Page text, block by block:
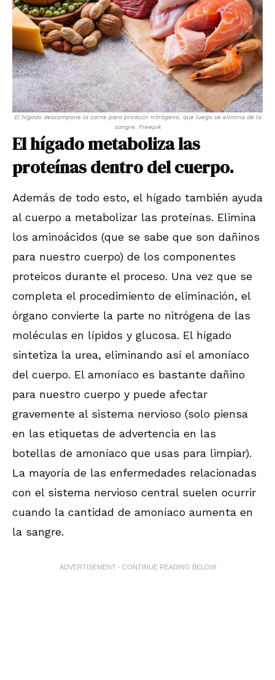
El hígado descompone la carne para producir nitrógeno, que luego se elimina de la
sangre. Freepik
El hígado metaboliza las
proteínas dentro del cuerpo.
Además de todo esto, el hígado también ayuda
al cuerpo a metabolizar las proteínas. Elimina
los aminoácidos (que se sabe que son dañinos
para nuestro cuerpo) de los componentes
proteicos durante el proceso. Una vez que se
completa el procedimiento de eliminación, el
órgano convierte la parte no nitrógena de las
moléculas en lípidos y glucosa. El hígado
sintetiza la urea, eliminando así el amoníaco
del cuerpo. El amoníaco es bastante dañino
para nuestro cuerpo y puede afectar
gravemente al sistema nervioso (solo piensa
en las etiquetas de advertencia en las
botellas de amoníaco que usas para limpiar).
La mayoría de las enfermedades relacionadas
con el sistema nervioso central suelen ocurrir
cuando la cantidad de amoníaco aumenta en
la sangre.
ADVERTISEMENT - CONTINUE READING BELOW